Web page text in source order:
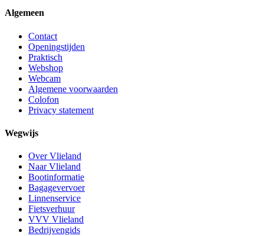
Algemeen
Contact
Openingstijden
Praktisch
Webshop
Webcam
Algemene voorwaarden
Colofon
Privacy statement
Wegwijs
Over Vlieland
Naar Vlieland
Bootinformatie
Bagagevervoer
Linnenservice
Fietsverhuur
VVV Vlieland
Bedrijvengids